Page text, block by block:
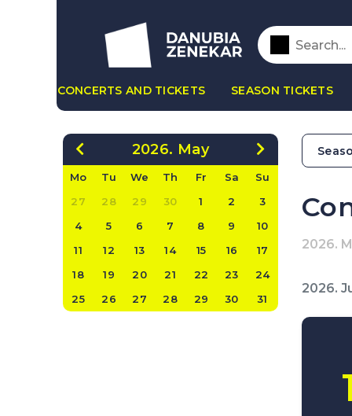
CONCERTS AND TICKETS SEASON TICKETS
2026. May
Mo Tu We Th Fr Sa
Su
27
28 29 30 1 2
3
4
5 6 7 8 9
10
11
12 13 14 15 16
17
18
19 20 21 22 23
24
25
26 27 28 29 30 31
2026.
2026.